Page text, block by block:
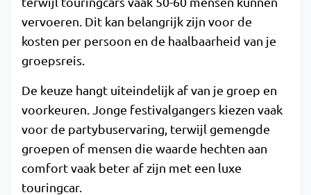
vervoeren. Dit kan belangrijk zijn voor de
kosten per persoon en de haalbaarheid van je
groepsreis.
De keuze hangt uiteindelijk af van je groep en
voorkeuren. Jonge festivalgangers kiezen vaak
voor de partybuservaring, terwijl gemengde
groepen of mensen die waarde hechten aan
comfort vaak beter af zijn met een luxe
touringcar.